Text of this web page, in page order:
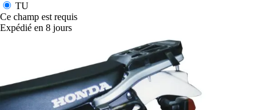
TU
Ce champ est requis
Expédié en 8 jours